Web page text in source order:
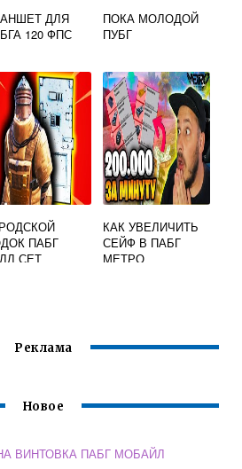
ДЛЯ
120 ФПС
ПОКА МОЛОДОЙ
ПУБГ
ПАБГ
СЕТ
КАК УВЕЛИЧИТЬ
СЕЙФ В ПАБГ
МЕТРО
Реклама
Новое
ВИНТОВКА ПАБГ МОБАЙЛ